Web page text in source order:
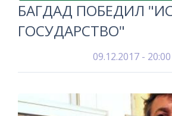
БАГДАД ПОБЕДИЛ
ГОСУДАРСТВО"
09.12.2017 - 20:00